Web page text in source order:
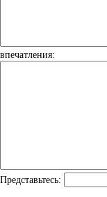
впечатления:
Представьтесь: